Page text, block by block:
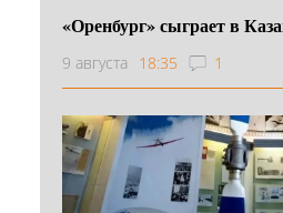
«Оренбург» сыграет в
9 августа 18:35 1